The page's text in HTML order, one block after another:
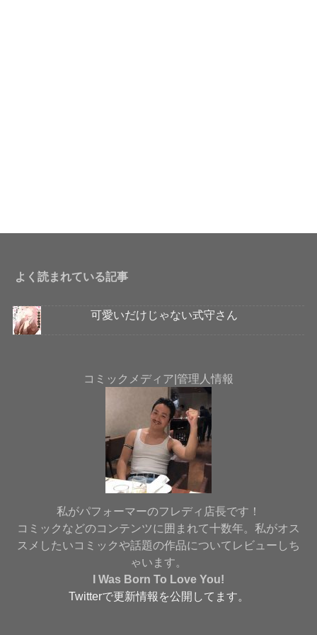
よく読まれている記事
可愛いだけじゃない式守さん
コミックメディア|管理人情報
私がパフォーマーのフレディ店長です！
コミックなどのコンテンツに囲まれて十数年。私がオス
スメしたいコミックや話題の作品についてレビューしち
ゃいます。
I Was Born To Love You!
Twitterで更新情報を公開してます。